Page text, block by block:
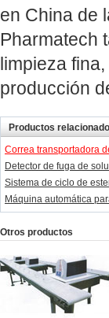
en China de
Pharmatech
limpieza
producción
Productos
Correa transportadora
Detector de fuga de
Sistema de ciclo de
Máquina automática
Otros productos